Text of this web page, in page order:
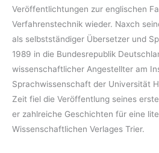
Veröffentlichtungen zur englischen
Verfahrenstechnik wieder. Naxch
als selbstständiger Übersetzer und
1989 in die Bundesrepublik
wissenschaftlicher Angestellter am
Sprachwissenschaft der Universität
Zeit fiel die Veröffentlung seines
er zahlreiche Geschichten für eine
Wissenschaftlichen Verlages Trier.